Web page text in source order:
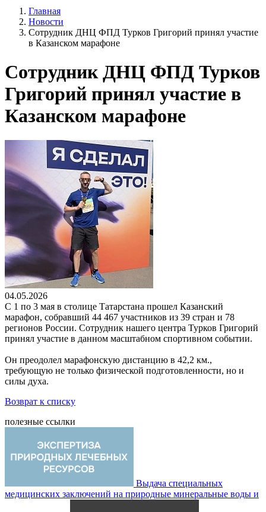
Главная
Новости
Сотрудник ДНЦ ФПД Турков Григорий принял участие
в Казанском марафоне
Сотрудник ДНЦ ФПД Турков
Григорий принял участие в
Казанском марафоне
04.05.2026
С 1 по 3 мая в столице Татарстана прошел Казанский
марафон, собравший 44 467 участников из 39 стран и 78
регионов России. Сотрудник нашего центра Турков Григорий
принял участие в данном масштабном спортивном событии.
Он преодолел марафонскую дистанцию в 42,2 км.,
требующую не только физической подготовленности, но и
силы духа.
Возврат к списку
полезные ссылки
Выдача специальных
медицинских заключений на природные минеральные воды и